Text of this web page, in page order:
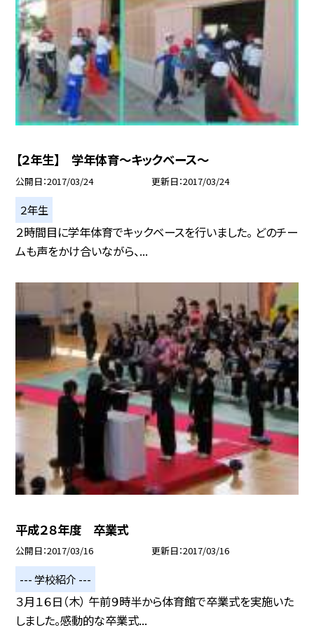
【２年生】 学年体育〜キックベース〜
公開日 2017/03/24 更新日 2017/03/24
２年生
２時間目に学年体育でキックベースを行いました。 どのチー
ムも声をかけ合いながら、...
平成２８年度 卒業式
公開日 2017/03/16 更新日 2017/03/16
--- 学校紹介 ---
３月１６日（木） 午前９時半から体育館で卒業式を実施いた
しました。感動的な卒業式...